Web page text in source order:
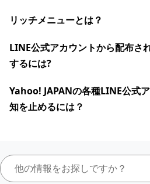
リッチメニューとは？
LINE公式アカウントから配布さ
するには?
Yahoo! JAPANの各種LINE公式
知を止めるには？